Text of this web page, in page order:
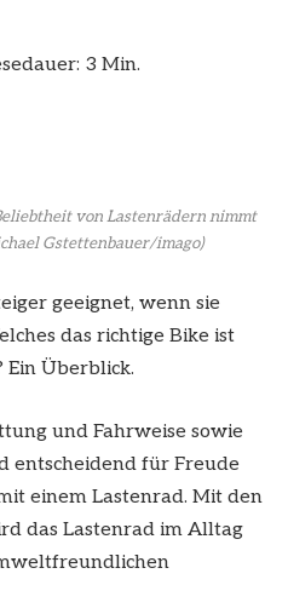
3 Min.
von Lastenrädern nimmt
Gstettenbauer/imago)
geeignet, wenn sie
das richtige Bike ist
Ein Überblick.
und Fahrweise sowie
entscheidend für Freude
einem Lastenrad. Mit den
das Lastenrad im Alltag